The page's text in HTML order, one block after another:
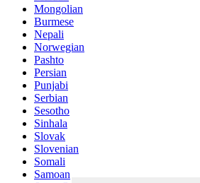
Mongolian
Burmese
Nepali
Norwegian
Pashto
Persian
Punjabi
Serbian
Sesotho
Sinhala
Slovak
Slovenian
Somali
Samoan